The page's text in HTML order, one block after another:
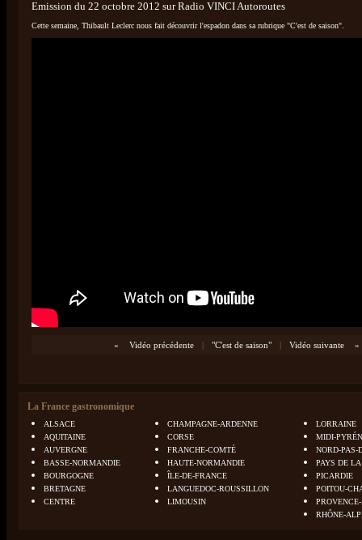
Emission du 22 octobre 2012 sur Radio VINCI Autoroutes
Cette semaine, Thibault Leclerc nous fait découvrir l'espadon dans sa rubrique "C'est de saison".
« Vidéo précédente | "C'est de saison" | Vidéo suivante »
La France gastronomique
ALSACE
AQUITAINE
AUVERGNE
BASSE-NORMANDIE
BOURGOGNE
BRETAGNE
CENTRE
CHAMPAGNE-ARDENNE
CORSE
FRANCHE-COMTÉ
HAUTE-NORMANDIE
ÎLE-DE-FRANCE
LANGUEDOC-ROUSSILLON
LIMOUSIN
LORRAINE
MIDI-
NORD-PAS-
PAYS DE
PICARDIE
POITOU-
RHÔNE-